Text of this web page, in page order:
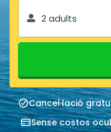
2 adults
Cancel·lació
Sense costos